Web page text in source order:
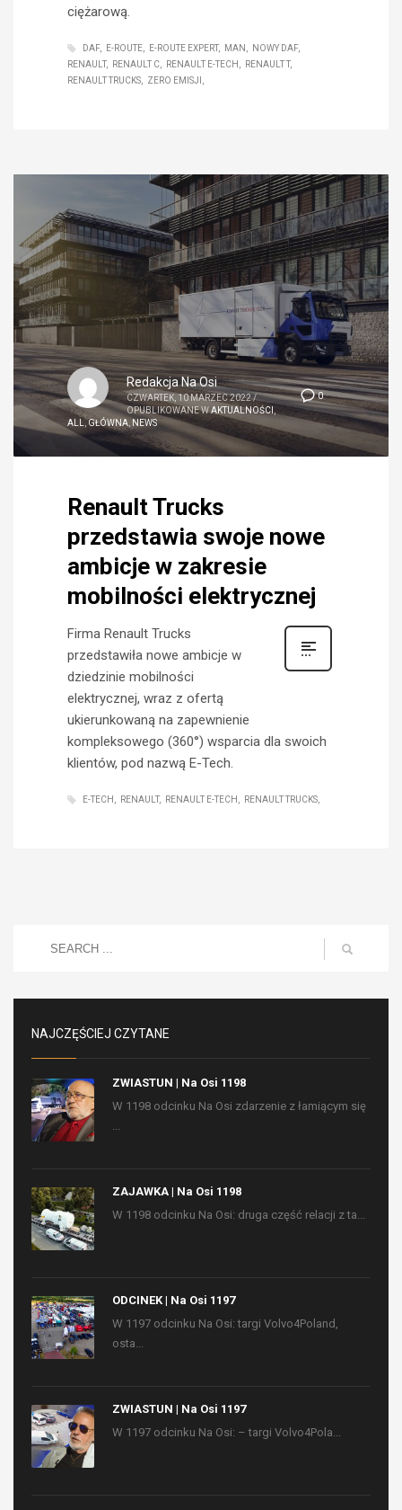
ciężarową.
DAF E-ROUTE E-ROUTE EXPERT MAN
NOWY DAF
RENAULT
RENAULT C RENAULT E-TECH
RENAULT T
RENAULT TRUCKS
ZERO EMISJI
0
Redakcja Na Osi
CZWARTEK, 10 MARZEC 2022/
OPUBLIKOWANE WAKTUALNOŚCI
ALL
,GŁÓWNA NEWS
Renault Trucks
przedstawia swoje nowe
ambicje w zakresie
mobilności elektrycznej
Firma Renault Trucks
przedstawiła nowe ambicje w
dziedzinie mobilności
elektrycznej, wraz z ofertą
ukierunkowaną na zapewnienie
kompleksowego (360°) wsparcia dla swoich
klientów, pod nazwą E-Tech.
E-TECH RENAULT RENAULT E-TECH RENAULT TRUCKS
NAJCZĘŚCIEJ CZYTANE
ZWIASTUN | Na Osi 1198
W 1198 odcinku Na Osi zdarzenie z łamiącym się
...
ZAJAWKA | Na Osi 1198
W 1198 odcinku Na Osi: druga część relacji z ta...
ODCINEK | Na Osi 1197
W 1197 odcinku Na Osi: targi Volvo4Poland,
osta...
ZWIASTUN | Na Osi 1197
W 1197 odcinku Na Osi: – targi Volvo4Pola...